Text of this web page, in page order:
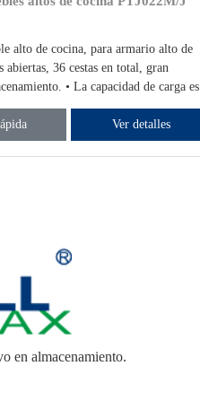
alto de cocina, para armario alto de
abiertas, 36 cestas en total, gran
• La capacidad de carga es
Ver detalles
en almacenamiento.